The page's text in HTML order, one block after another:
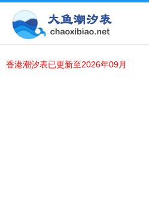
香港潮汐表已更新至2026年09月